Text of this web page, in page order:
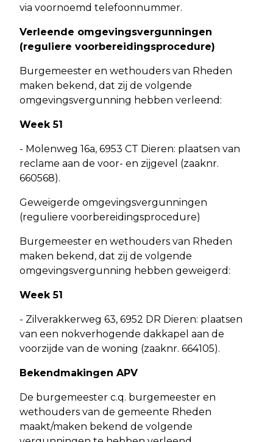
via voornoemd telefoonnummer.
Verleende omgevingsvergunningen
(reguliere voorbereidingsprocedure)
Burgemeester en wethouders van Rheden
maken bekend, dat zij de volgende
omgevingsvergunning hebben verleend:
Week 51
- Molenweg 16a, 6953 CT Dieren: plaatsen van
reclame aan de voor- en zijgevel (zaaknr.
660568).
Geweigerde omgevingsvergunningen
(reguliere voorbereidingsprocedure)
Burgemeester en wethouders van Rheden
maken bekend, dat zij de volgende
omgevingsvergunning hebben geweigerd:
Week 51
- Zilverakkerweg 63, 6952 DR Dieren: plaatsen
van een nokverhogende dakkapel aan de
voorzijde van de woning (zaaknr. 664105).
Bekendmakingen APV
De burgemeester c.q. burgemeester en
wethouders van de gemeente Rheden
maakt/maken bekend de volgende